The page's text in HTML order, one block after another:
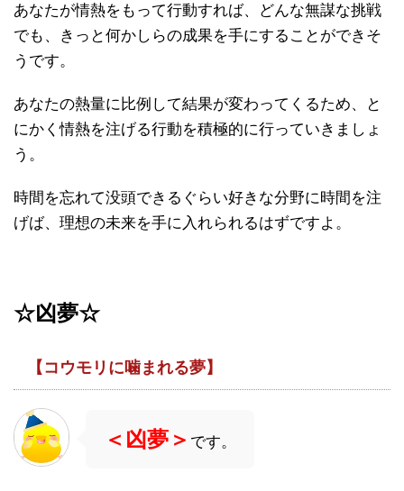
あなたが情熱をもって行動すれば、どんな無謀な挑戦
でも、きっと何かしらの成果を手にすることができそ
うです。
あなたの熱量に比例して結果が変わってくるため、と
にかく情熱を注げる行動を積極的に行っていきましょ
う。
時間を忘れて没頭できるぐらい好きな分野に時間を注
げば、理想の未来を手に入れられるはずですよ。
☆凶夢☆
【コウモリに噛まれる夢】
＜凶夢＞ です。